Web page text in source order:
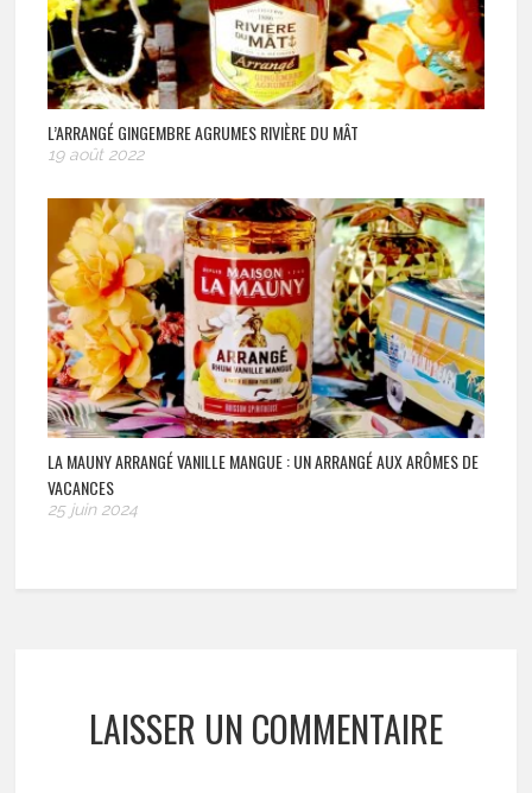
L’ARRANGÉ GINGEMBRE AGRUMES RIVIÈRE DU MÂT
19 août 2022
LA MAUNY ARRANGÉ VANILLE MANGUE : UN ARRANGÉ AUX ARÔMES DE
VACANCES
25 juin 2024
LAISSER UN COMMENTAIRE